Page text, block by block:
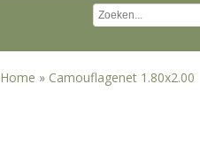
Home » Camouflagenet 1.80x2.00